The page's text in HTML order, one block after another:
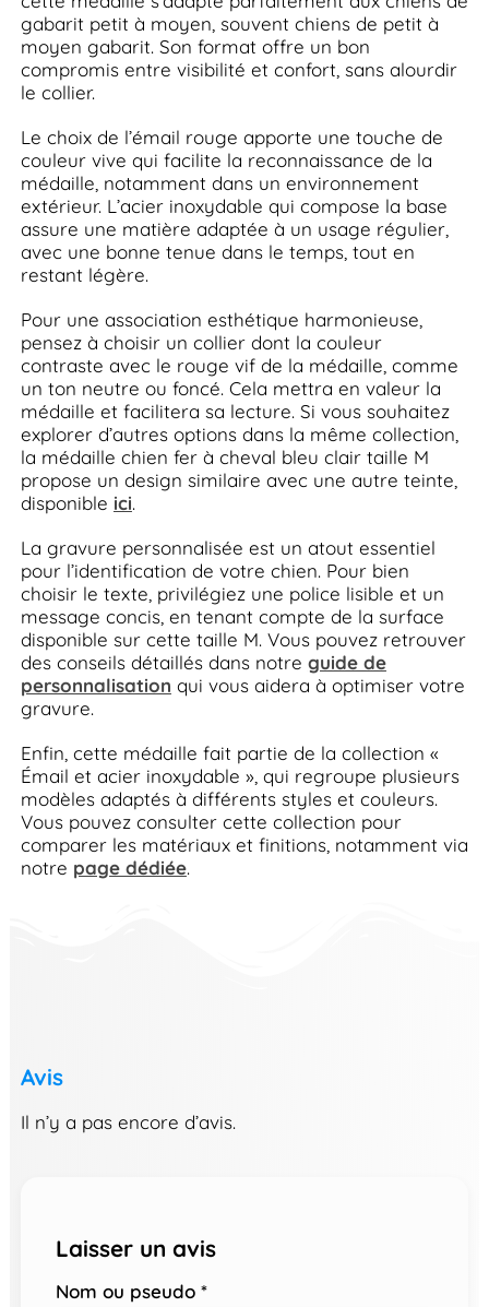
gabarit petit à moyen, souvent chiens de petit à
moyen gabarit. Son format offre un bon
compromis entre visibilité et confort, sans alourdir
le collier.
Le choix de l’émail rouge apporte une touche de
couleur vive qui facilite la reconnaissance de la
médaille, notamment dans un environnement
extérieur. L’acier inoxydable qui compose la base
assure une matière adaptée à un usage régulier,
avec une bonne tenue dans le temps, tout en
restant légère.
Pour une association esthétique harmonieuse,
pensez à choisir un collier dont la couleur
contraste avec le rouge vif de la médaille, comme
un ton neutre ou foncé. Cela mettra en valeur la
médaille et facilitera sa lecture. Si vous souhaitez
explorer d’autres options dans la même collection,
la médaille chien fer à cheval bleu clair taille M
propose un design similaire avec une autre teinte,
disponible ici.
La gravure personnalisée est un atout essentiel
pour l’identification de votre chien. Pour bien
choisir le texte, privilégiez une police lisible et un
message concis, en tenant compte de la surface
disponible sur cette taille M. Vous pouvez retrouver
des conseils détaillés dans notre guide de
personnalisation qui vous aidera à optimiser votre
gravure.
Enfin, cette médaille fait partie de la collection «
Émail et acier inoxydable », qui regroupe plusieurs
modèles adaptés à différents styles et couleurs.
Vous pouvez consulter cette collection pour
comparer les matériaux et finitions, notamment via
notre page dédiée.
Avis
Il n’y a pas encore d’avis.
Laisser un avis
Nom ou pseudo *